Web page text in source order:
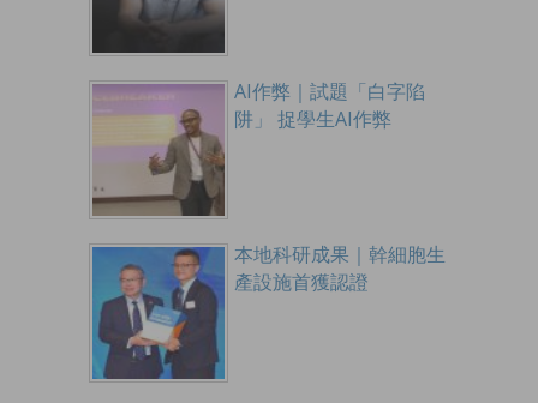
AI作弊｜試題「白字陷
阱」 捉學生AI作弊
本地科研成果｜幹細胞生
產設施首獲認證